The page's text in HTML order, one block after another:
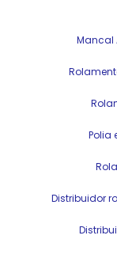
Mancal
Polia
Distribuidor